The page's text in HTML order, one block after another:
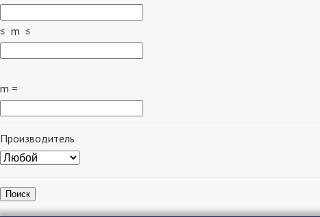
≤ m ≤
m =
Производитель
Поиск